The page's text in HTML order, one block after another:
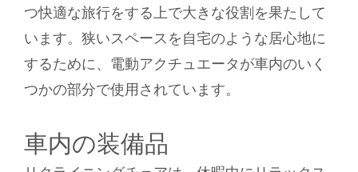
つ快適な旅行をする上で大きな役割を果たして
います。狭いスペースを自宅のような居心地に
するために、電動アクチュエータが車内のいく
つかの部分で使用されています。
車内の装備品